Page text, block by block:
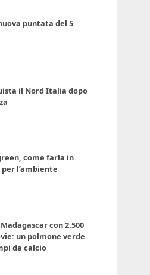
puntata del 5
il Nord Italia dopo
come farla in
l’ambiente
con 2.500
un polmone verde
da calcio